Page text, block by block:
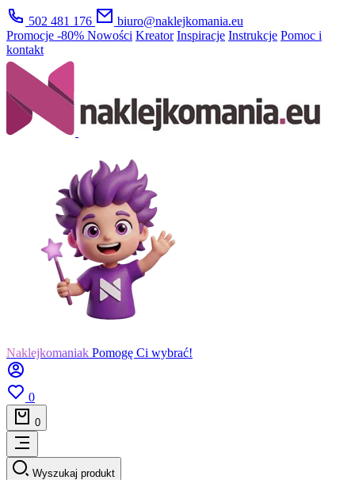
502 481 176
biuro@naklejkomania.eu
Promocje -80% Nowości Kreator Inspiracje Instrukcje Pomoc i
kontakt
Naklejkomaniak Pomogę Ci wybrać!
0
0
Wyszukaj produkt